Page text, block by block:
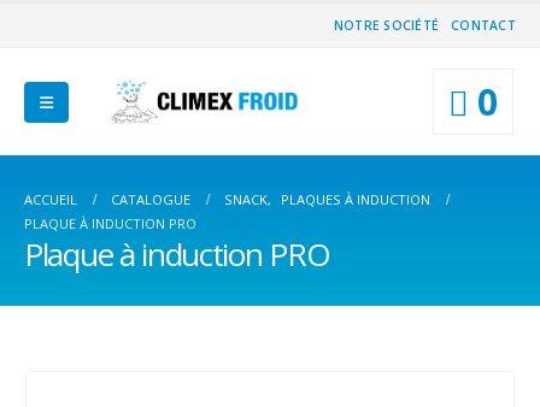
NOTRE SOCIÉTÉ CONTACT
0
ACCUEIL CATALOGUE SNACK,
PLAQUES À INDUCTION
PLAQUE À INDUCTION PRO
Plaque à induction PRO